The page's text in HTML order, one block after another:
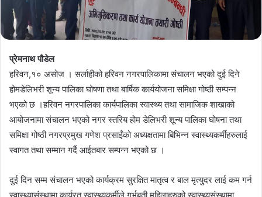
प्रेमनाथ पौडेल
हरिवन,१० असोज । सर्लाहीको हरिवन नगरपालिकामा संचालन भएको दुई दिने
होमडेलिभरी शून्य पालिका घोषणा तथा बार्षिक कार्ययोजना समिक्षा गोष्ठी सम्पन्न
भएको छ ।हरिवन नगरपालिका कार्यपालिका स्वास्थ्य तथा सामाजिक शाखाको
आयोजनामा संचालन भएको नगर स्तरिय होम डेलिभरी शून्य पालिका घोषना तथा
समिक्षा गोष्ठी नगरप्रमुख गणेश प्रसाईंको अध्यक्षतामा बिभिन्न स्वास्थ्यकर्मीहरुलाई
स्वागत तथा सम्मान गर्दै आईतबार सम्पन्न भएको छ ।
दुई दिन सम्म संचालन भएको कार्यक्रम सुरक्षित मातृत्व र बाल मृत्युुदर लाई कम गर्न